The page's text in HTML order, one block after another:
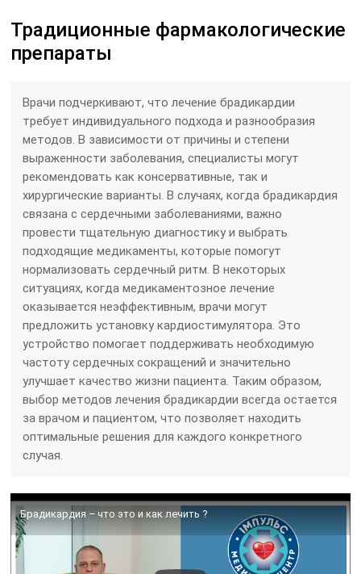
Традиционные фармакологические
препараты
Врачи подчеркивают, что лечение брадикардии
требует индивидуального подхода и разнообразия
методов. В зависимости от причины и степени
выраженности заболевания, специалисты могут
рекомендовать как консервативные, так и
хирургические варианты. В случаях, когда брадикардия
связана с сердечными заболеваниями, важно
провести тщательную диагностику и выбрать
подходящие медикаменты, которые помогут
нормализовать сердечный ритм. В некоторых
ситуациях, когда медикаментозное лечение
оказывается неэффективным, врачи могут
предложить установку кардиостимулятора. Это
устройство помогает поддерживать необходимую
частоту сердечных сокращений и значительно
улучшает качество жизни пациента. Таким образом,
выбор методов лечения брадикардии всегда остается
за врачом и пациентом, что позволяет находить
оптимальные решения для каждого конкретного
случая.
Брадикардия – что это и как лечить ?